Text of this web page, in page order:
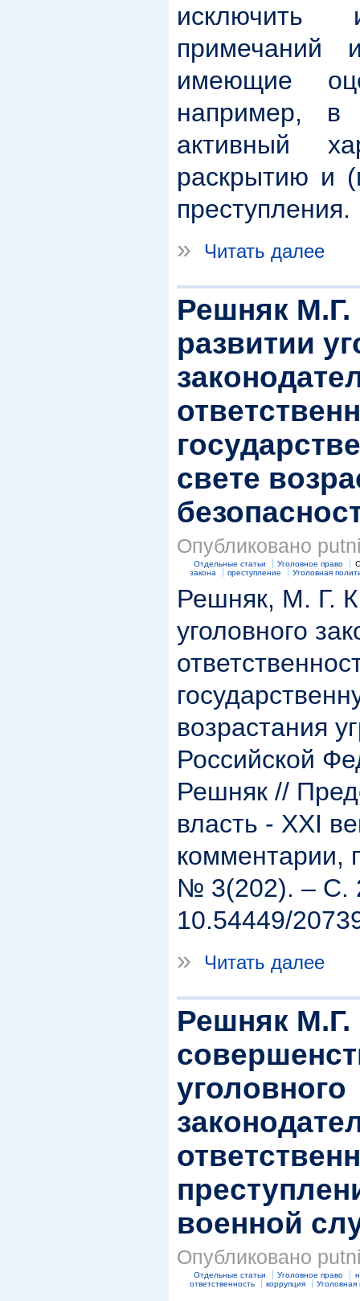
примечаний
имеющие
например, в
активный
раскрытию и
преступления.
»
Читать далее
Решняк М.Г.
развитии
свете
Опубликовано
Отдельные статьи Уголовное право
закона
преступление Уголовная
Решняк, М. Г. К
уголовного
возрастания
Российской
Решняк //
власть - XXI
комментарии,
№ 3(202). – С.
10.54449/
»
Читать далее
Решняк М.Г.
уголовного
военной
Опубликовано
Отдельные статьи Уголовное право
ответственность
коррупция Уголовная